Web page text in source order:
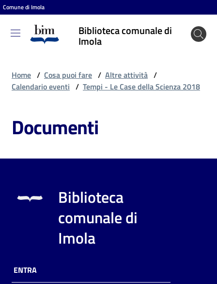
Vai al contenuto
Vai alla navigazione
Vai al footer
Comune di Imola
Biblioteca comunale di
Imola
Biblioteca
comunale
puoi
Risorse
Home / Cosa puoi fare / Altre attività /
Calendario eventi / Tempi - Le Case della Scienza 2018
Documenti
Biblioteca
comunale di
Imola
ENTRA